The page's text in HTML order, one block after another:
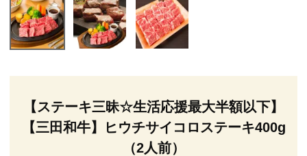
【ステーキ三昧☆生活応援最大半額以下】
【三田和牛】ヒウチサイコロステーキ400g
（2人前）